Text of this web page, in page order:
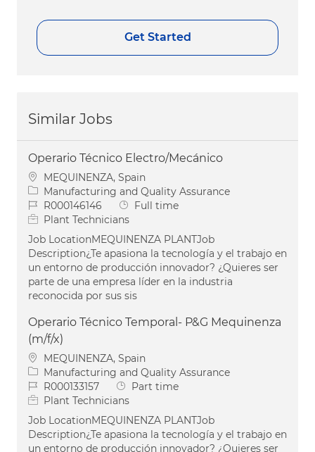
Get Started
Similar Jobs
Operario Técnico Electro/Mecánico
Location
MEQUINENZA, Spain
Category
Manufacturing and Quality Assurance
Job IdR000146146 Job Type
Full time
Plant Technicians
Job LocationMEQUINENZA PLANTJob
Description¿Te apasiona la tecnología y el trabajo en
un entorno de producción innovador? ¿Quieres ser
parte de una empresa líder en la industria
reconocida por sus sis
Operario Técnico Temporal- P&G Mequinenza
(m/f/x)
Location
MEQUINENZA, Spain
Category
Manufacturing and Quality Assurance
Job IdR000133157 Job Type
Part time
Plant Technicians
Job LocationMEQUINENZA PLANTJob
Description¿Te apasiona la tecnología y el trabajo en
un entorno de producción innovador? ¿Quieres ser